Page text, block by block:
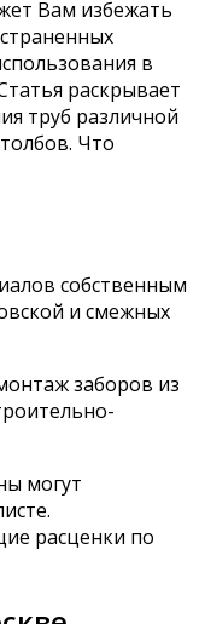
Вам избежать
в
раскрывает
труб различной
Что
собственным
и смежных
заборов из
могут
расценки по